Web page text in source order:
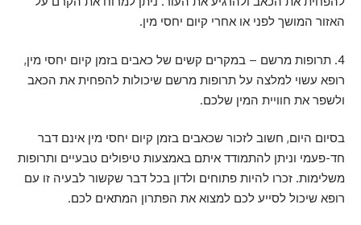
האזור המושך לפני או אחרי קיום יחסי מין.
4. תרופות מרשם – במקרים קשים של כאבים בזמן קיום יחסי מין,
רופא עשוי למלצה על תרופות מרשם שיכולות להפחית את הכאב
ולשפר את חוויית המין שלכם.
בסיום היום, חשוב לזכור שכאבים בזמן קיום יחסי מין אינם דבר
חד-פעמי וניתן להתמודד איתם באמצעות טיפולים טבעיים ותרופות
משלימות. זכרו להיות פתוחים ולדון בכל דבר שקשור לבעיה זו עם
רופא שיכול לסייע לכם למצוא את הפתרון המתאים לכם.